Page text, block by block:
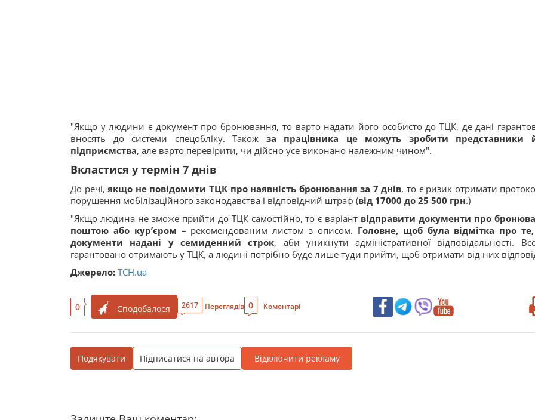
"Якщо у людини є документ про бронювання, то варто надати його особисто до ТЦК, де дані
вносять до системи спецобліку. Також за працівника це можуть зробити представники
підприємства, але варто перевірити, чи дійсно усе виконано належним чином".
Вкластися у термін 7 днів
До речі,якщо не повідомити ТЦК про наявність бронювання за 7 днів, то є ризик отримати
порушення мобілізаційного законодавства і відповідний штраф (від 17000 до 25 500 грн.)
"Якщо людина не зможе прийти до ТЦК самостійно, то є варіант відправити документи про
поштою або кур’єром – рекомендованим листом з описом. Головне, щоб була відмітка про
документи надані у семиденний строк, аби уникнути адміністративної відповідальності.
гарантовано отримають у ТЦК, а людині потрібно буде лише туди прийти, щоб отримати від них
Джерело: ТСН.ua
0 Сподобалося 2617 Переглядів 0 Коментарі
Подякувати Підписатися на автора Відключити рекламу